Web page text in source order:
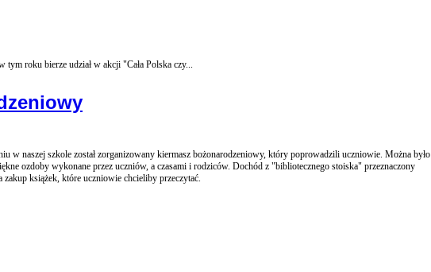
roku bierze udział w akcji "Cała Polska czy...
w naszej szkole został zorganizowany kiermasz bożonarodzeniowy, który poprowadzili uczniowie. Można było
ozdoby wykonane przez uczniów, a czasami i rodziców. Dochód z "bibliotecznego stoiska" przeznaczony
zakup książek, które uczniowie chcieliby przeczytać.